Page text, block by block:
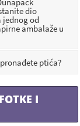
dio
jednog od
ambalaže u
ptića?
I